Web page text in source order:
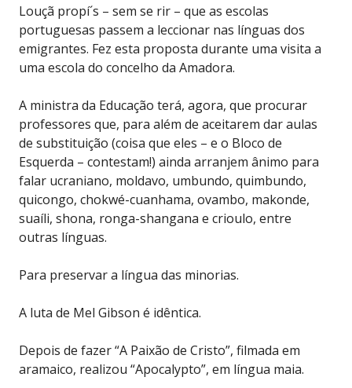
Louçã propí´s – sem se rir – que as escolas
portuguesas passem a leccionar nas línguas dos
emigrantes. Fez esta proposta durante uma visita a
uma escola do concelho da Amadora.
A ministra da Educação terá, agora, que procurar
professores que, para além de aceitarem dar aulas
de substituição (coisa que eles – e o Bloco de
Esquerda – contestam!) ainda arranjem ânimo para
falar ucraniano, moldavo, umbundo, quimbundo,
quicongo, chokwé-cuanhama, ovambo, makonde,
suaíli, shona, ronga-shangana e crioulo, entre
outras línguas.
Para preservar a língua das minorias.
A luta de Mel Gibson é idêntica.
Depois de fazer “A Paixão de Cristo”, filmada em
aramaico, realizou “Apocalypto”, em língua maia.